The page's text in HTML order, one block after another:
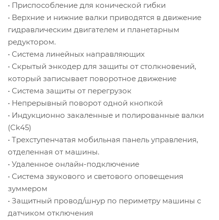
• Приспособление для конической гибки
• Верхние и нижние валки приводятся в движение
гидравлическим двигателем и планетарным
редуктором.
• Система линейных направляющих
• Скрытый энкодер для защиты от столкновений,
который записывает поворотное движение
• Система защиты от перегрузок
• Непрерывный поворот одной кнопкой
• Индукционно закаленные и полированные валки
(Ck45)
• Трехступенчатая мобильная панель управления,
отделенная от машины.
• Удаленное онлайн-подключение
• Система звукового и светового оповещения
зуммером
• Защитный провод/шнур по периметру машины с
датчиком отключения